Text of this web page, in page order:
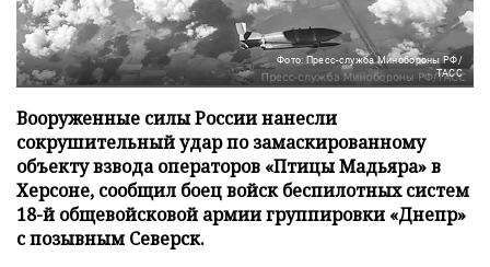
Фото: Пресс-служба Минобороны РФ/
ТАСС
Вооруженные силы России нанесли
сокрушительный удар по замаскированному
объекту взвода операторов «Птицы Мадьяра» в
Херсоне, сообщил боец войск беспилотных систем
18-й общевойсковой армии группировки «Днепр»
с позывным Северск.